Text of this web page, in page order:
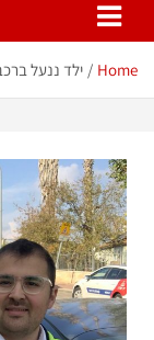
Home ילד ננעל